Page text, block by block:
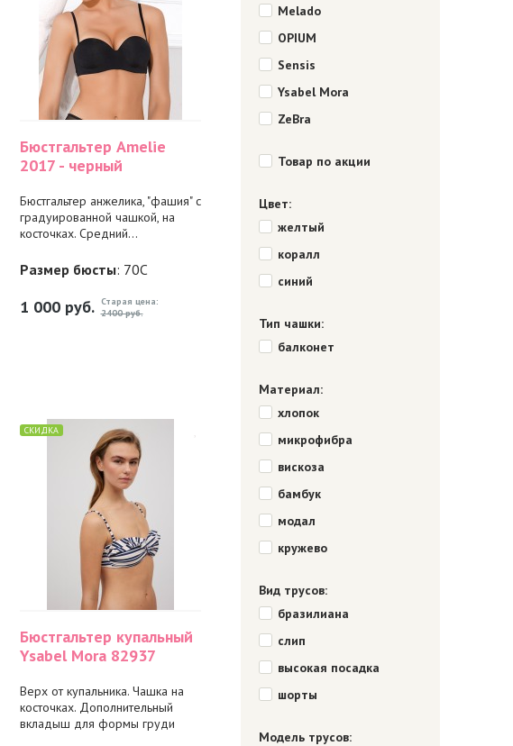
Бюстгальтер Amelie
2017 - черный
Бюстгальтер анжелика, "фашия" с
градуированной чашкой, на
косточках. Средний...
Размер бюсты: 70C
1 000руб. Старая цена:
2400 руб.
СКИДКА
Бюстгальтер купальный
Ysabel Mora 82937
Верх от купальника. Чашка на
косточках. Дополнительный
вкладыш для формы груди
Melado
OPIUM
Sensis
Ysabel Mora
ZeBra
Товар по акции
Цвет:
желтый
коралл
синий
Тип чашки:
балконет
Материал:
хлопок
микрофибра
вискоза
бамбук
модал
кружево
Вид трусов:
бразилиана
слип
высокая посадка
шорты
Модель трусов: